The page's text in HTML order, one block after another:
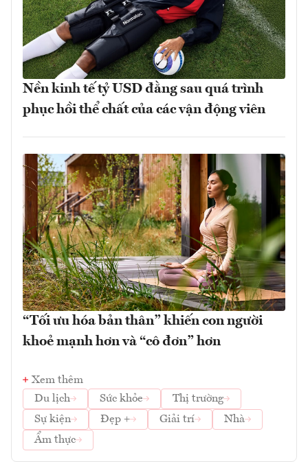
Nền kinh tế tỷ USD đằng sau quá trình
phục hồi thể chất của các vận động viên
“Tối ưu hóa bản thân” khiến con người
khoẻ mạnh hơn và “cô đơn” hơn
Xem thêm
Du lịch
Sức khỏe
Thị trường
Sự kiện
Đẹp + Giải trí
Nhà
Ẩm thực